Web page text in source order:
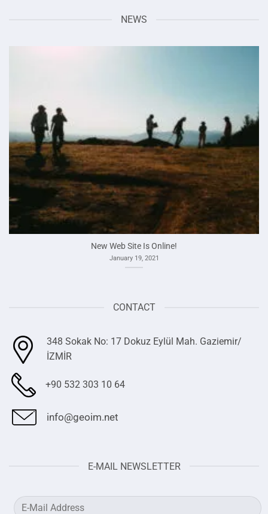
NEWS
New Web Site Is Online!
January 19, 2021
CONTACT
348 Sokak No: 17 Dokuz Eylül Mah. Gaziemir/
İZMİR
+90 532 303 10 64
info@geoim.net
E-MAIL NEWSLETTER